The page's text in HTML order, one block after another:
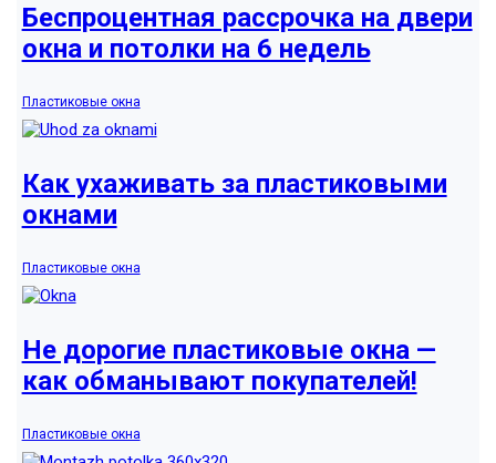
Беспроцентная рассрочка на двери
окна и потолки на 6 недель
Пластиковые окна
Как ухаживать за пластиковыми
окнами
Пластиковые окна
Не дорогие пластиковые окна —
как обманывают покупателей!
Пластиковые окна